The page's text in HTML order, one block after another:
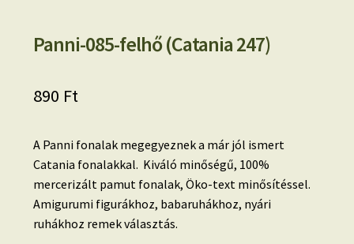
Panni-085-felhő (Catania 247)
890 Ft
A Panni fonalak megegyeznek a már jól ismert
Catania fonalakkal. Kiváló minőségű, 100%
mercerizált pamut fonalak, Öko-text minősítéssel.
Amigurumi figurákhoz, babaruhákhoz, nyári
ruhákhoz remek választás.